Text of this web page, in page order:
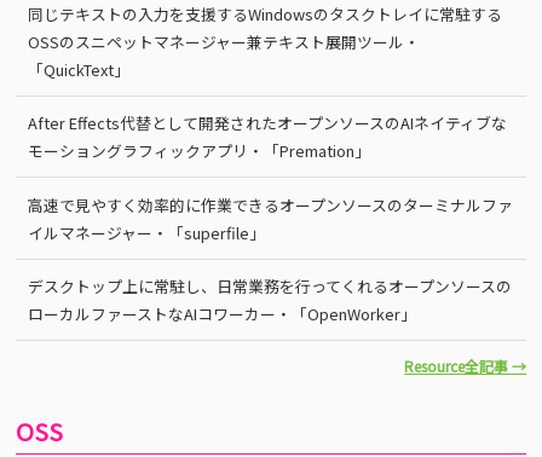
同じテキストの入力を支援するWindowsのタスクトレイに常駐する
OSSのスニペットマネージャー兼テキスト展開ツール・
「QuickText」
After Effects代替として開発されたオープンソースのAIネイティブな
モーショングラフィックアプリ・「Premation」
高速で見やすく効率的に作業できるオープンソースのターミナルファ
イルマネージャー・「superfile」
デスクトップ上に常駐し、日常業務を行ってくれるオープンソースの
ローカルファーストなAIコワーカー・「OpenWorker」
Resource全記事 →
OSS